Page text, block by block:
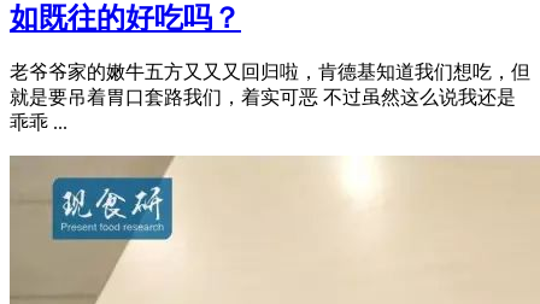
如既往的好吃吗？
老爷爷家的嫩牛五方又又又回归啦，肯德基知道我们想吃，但
就是要吊着胃口套路我们，着实可恶 不过虽然这么说我还是
乖乖 ...